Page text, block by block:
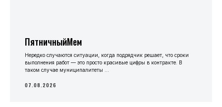
ПятничныйМем
Нередко случаются ситуации, когда подрядчик решает, что сроки
выполнения работ — это просто красивые цифры в контракте. В
таком случае муниципалитеты ...
07.08.2026